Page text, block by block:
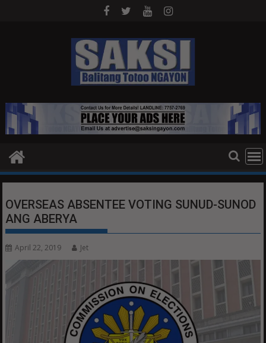
OVERSEAS ABSENTEE VOTING SUNUD-SUNOD
ANG ABERYA
April 22, 2019 Jet